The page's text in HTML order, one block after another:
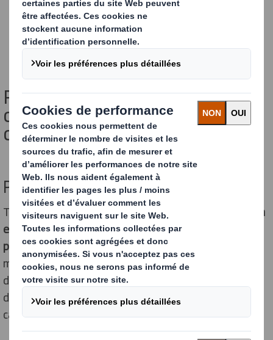
Pourquoi l’emballage est crucial
dans la chaîne
d’approvisionnement ?
Protection des produits
Tout au long de la chaîne logistique,
le rôle premier d’un
emballage est d’assurer une protection efficace des
produitspour garantir leur intégrité malgré les
manipulations et le transport. Parmi les matériaux
d’emballage courants dans la chaîne
d’approvisionnement, on retrouve les plastiques et le
carton, mais aussi le verre ou le métal.